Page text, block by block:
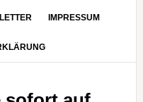
IMPRESSUM